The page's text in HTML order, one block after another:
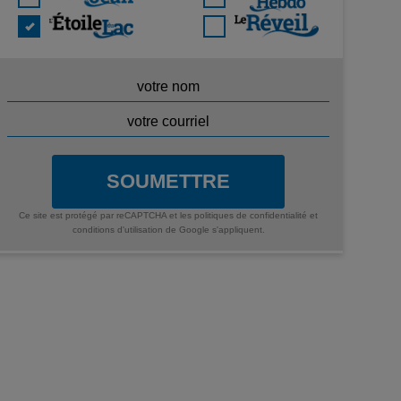
SOUMETTRE
Ce site est protégé par reCAPTCHA et les politiques de confidentialité et
conditions d'utilisation de Google s'appliquent.